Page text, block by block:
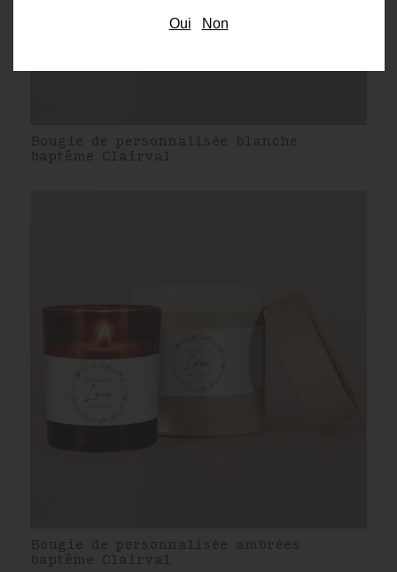
Bougie de personnalisée blanche
baptême Clairval
Bougie de personnalisée ambrées
baptême Clairval
Oui Non